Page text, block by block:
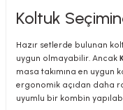
Koltuk
Hazır setlerde bulunan
uygun olmayabilir. Ancak
masa takımına en uygun
ergonomik açıdan daha
uyumlu bir kombin